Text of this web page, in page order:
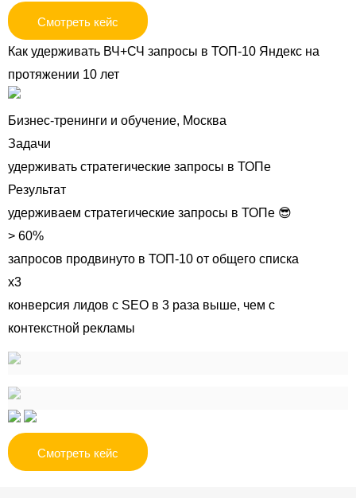
Смотреть кейс
Как удерживать ВЧ+СЧ запросы в ТОП-10 Яндекс на
протяжении 10 лет
Бизнес-тренинги и обучение, Москва
Задачи
удерживать стратегические запросы в ТОПе
Результат
удерживаем стратегические запросы в ТОПе 😎
> 60%
запросов продвинуто в ТОП-10 от общего списка
x3
конверсия лидов с SEO в 3 раза выше, чем с
контекстной рекламы
Смотреть кейс